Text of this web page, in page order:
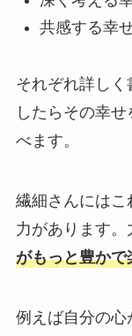
共感する幸
それぞれ詳し
したらその幸
べます。
繊細さんにはこ
力があります
がもっと豊か
例えば自分の